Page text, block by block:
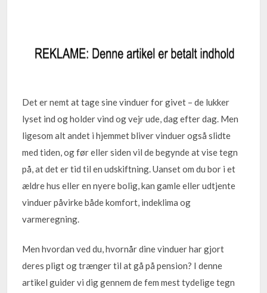
Det er nemt at tage sine vinduer for givet – de lukker
lyset ind og holder vind og vejr ude, dag efter dag. Men
ligesom alt andet i hjemmet bliver vinduer også slidte
med tiden, og før eller siden vil de begynde at vise tegn
på, at det er tid til en udskiftning. Uanset om du bor i et
ældre hus eller en nyere bolig, kan gamle eller udtjente
vinduer påvirke både komfort, indeklima og
varmeregning.
Men hvordan ved du, hvornår dine vinduer har gjort
deres pligt og trænger til at gå på pension? I denne
artikel guider vi dig gennem de fem mest tydelige tegn